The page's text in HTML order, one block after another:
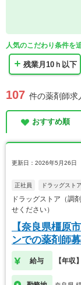
人気のこだわり条件を
残業月10ｈ以下
107 件の薬剤師求
おすすめ順
更新日：2026年5月26日
正社員 ドラッグスト
ドラッグストア（
せください）
【奈良県橿原
ンでの薬剤師募
給与 【年収